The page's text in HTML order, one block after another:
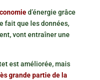
d’énergie grâce
fait que les données,
vont entraîner une
est améliorée, mais
grande partie de la